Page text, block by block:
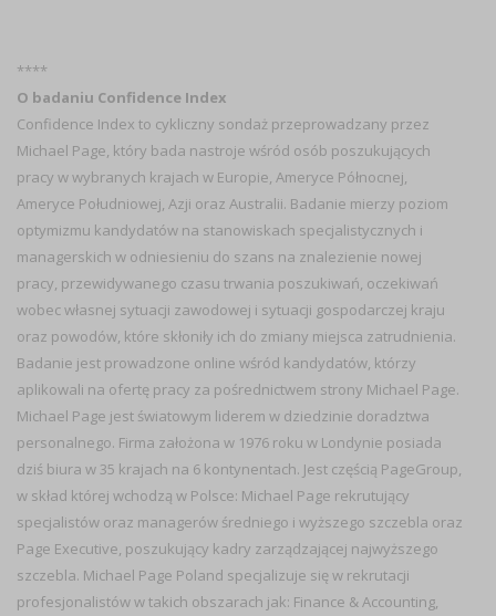
****
O badaniu Confidence Index
Confidence Index to cykliczny sondaż przeprowadzany przez
Michael Page, który bada nastroje wśród osób poszukujących
pracy w wybranych krajach w Europie, Ameryce Północnej,
Ameryce Południowej, Azji oraz Australii. Badanie mierzy poziom
optymizmu kandydatów na stanowiskach specjalistycznych i
managerskich w odniesieniu do szans na znalezienie nowej
pracy, przewidywanego czasu trwania poszukiwań, oczekiwań
wobec własnej sytuacji zawodowej i sytuacji gospodarczej kraju
oraz powodów, które skłoniły ich do zmiany miejsca zatrudnienia.
Badanie jest prowadzone online wśród kandydatów, którzy
aplikowali na ofertę pracy za pośrednictwem strony Michael Page.
Michael Page jest światowym liderem w dziedzinie doradztwa
personalnego. Firma założona w 1976 roku w Londynie posiada
dziś biura w 35 krajach na 6 kontynentach. Jest częścią PageGroup,
w skład której wchodzą w Polsce: Michael Page rekrutujący
specjalistów oraz managerów średniego i wyższego szczebla oraz
Page Executive, poszukujący kadry zarządzającej najwyższego
szczebla. Michael Page Poland specjalizuje się w rekrutacji
profesjonalistów w takich obszarach jak: Finance & Accounting,